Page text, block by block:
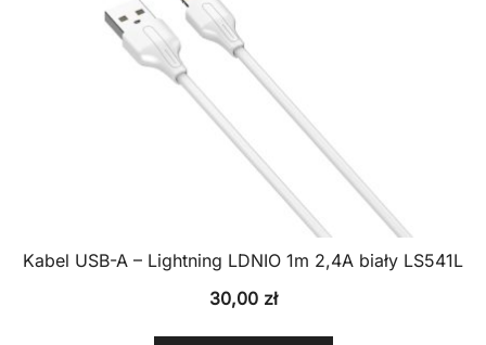
Kabel USB-A – Lightning LDNIO 1m 2,4A biały LS541L
30,00 zł